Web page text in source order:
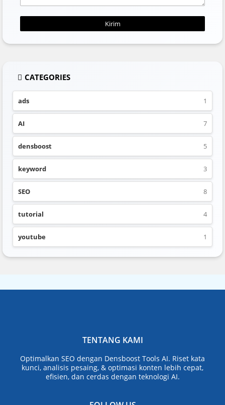
CATEGORIES
ads 1
AI 7
densboost 5
keyword 3
SEO 8
tutorial 4
youtube 1
TENTANG KAMI
Optimalkan SEO dengan Densboost Tools AI. Riset kata
kunci, analisis pesaing, & optimasi konten lebih cepat,
efisien, dan cerdas dengan teknologi AI.